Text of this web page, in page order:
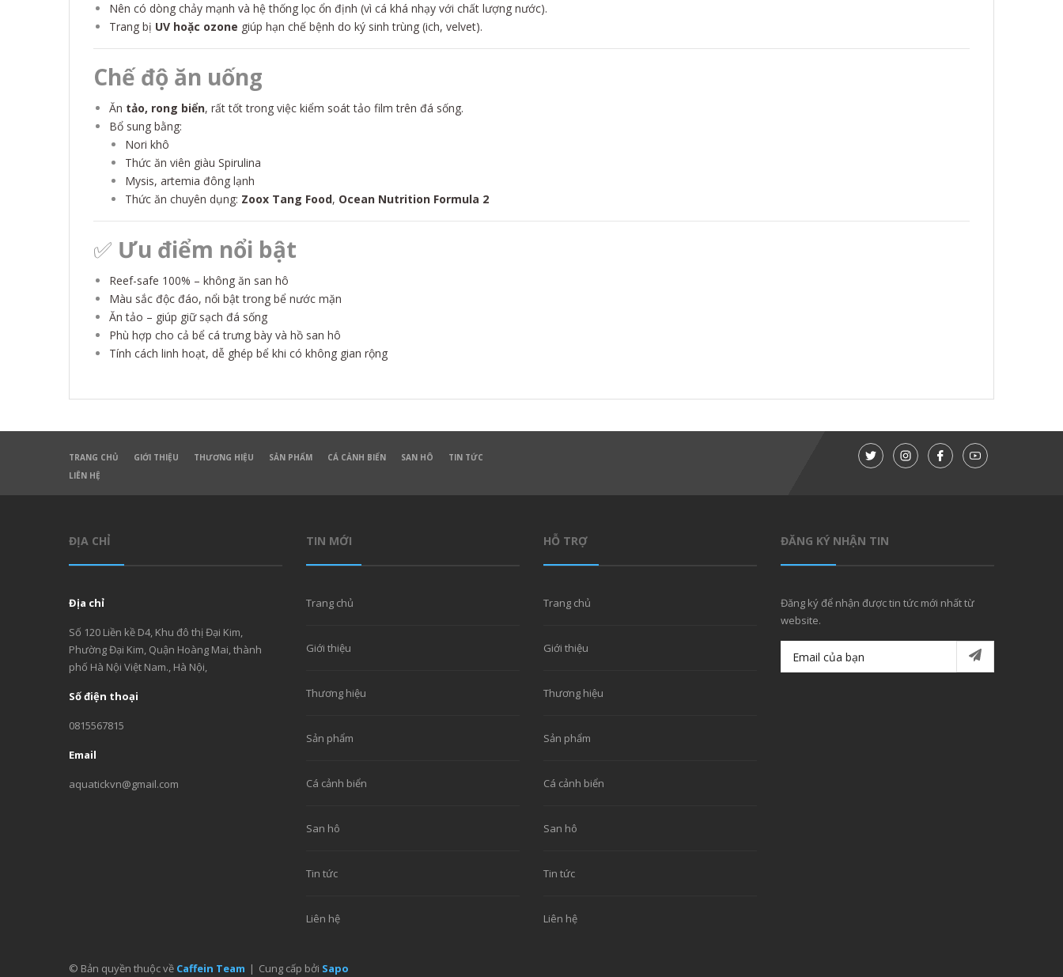
Nên có dòng chảy mạnh và hệ thống lọc ổn định (vì cá khá nhạy với chất lượng nước).
Trang bị UV hoặc ozone giúp hạn chế bệnh do ký sinh trùng (ich, velvet).
Chế độ ăn uống
Ăn tảo, rong biển, rất tốt trong việc kiểm soát tảo film trên đá sống.
Bổ sung bằng:
Nori khô
Thức ăn viên giàu Spirulina
Mysis, artemia đông lạnh
Thức ăn chuyên dụng: Zoox Tang Food, Ocean Nutrition Formula 2
✅ Ưu điểm nổi bật
Reef-safe 100% – không ăn san hô
Màu sắc độc đáo, nổi bật trong bể nước mặn
Ăn tảo – giúp giữ sạch đá sống
Phù hợp cho cả bể cá trưng bày và hồ san hô
Tính cách linh hoạt, dễ ghép bể khi có không gian rộng
TRANG CHỦ GIỚI THIỆU THƯƠNG HIỆU SẢN PHẨM CÁ CẢNH BIỂN SAN HÔ
TIN TỨC
LIÊN HỆ
ĐỊA CHỈ
Địa chỉ
Số 120 Liền kề D4, Khu đô thị Đại Kim,
Phường Đại Kim, Quận Hoàng Mai, thành
phố Hà Nội Việt Nam., Hà Nội,
Số điện thoại
0815567815
Email
aquatickvn@gmail.com
TIN MỚI
Trang chủ
Giới thiệu
Thương hiệu
Sản phẩm
Cá cảnh biển
San hô
Tin tức
Liên hệ
HỖ TRỢ
Trang chủ
Giới thiệu
Thương hiệu
Sản phẩm
Cá cảnh biển
San hô
Tin tức
Liên hệ
ĐĂNG KÝ NHẬN TIN
Đăng ký để nhận được tin tức mới nhất từ
website.
© Bản quyền thuộc về Caffein Team | Cung cấp bởi Sapo